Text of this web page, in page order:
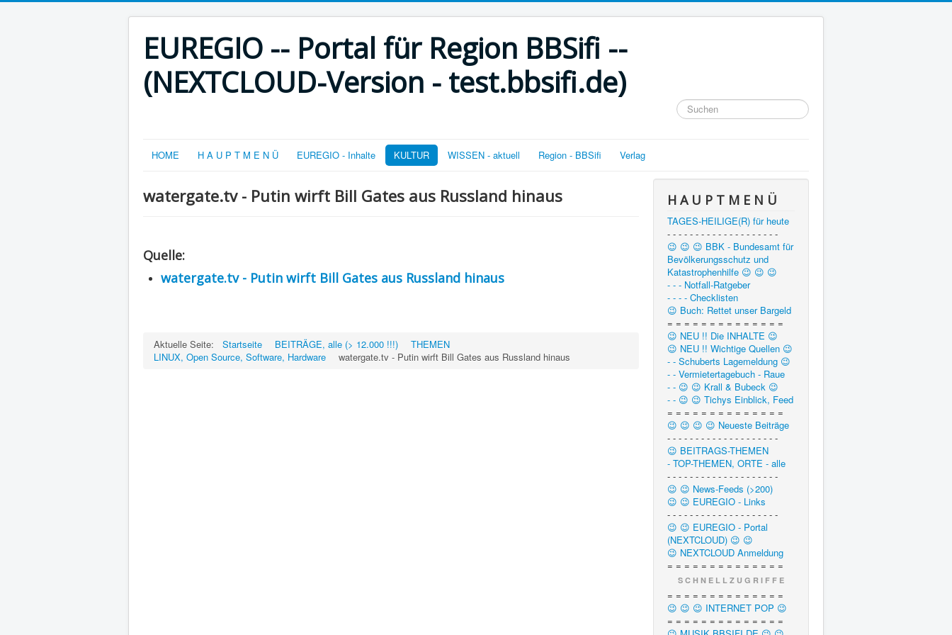
EUREGIO -- Portal für Region BBSifi --
(NEXTCLOUD-Version - test.bbsifi.de)
Suchen
...
HOME H A U P T M E N Ü EUREGIO - Inhalte KULTUR WISSEN - aktuell Region - BBSifi Verlag
watergate.tv - Putin wirft Bill Gates aus Russland hinaus
Quelle:
watergate.tv - Putin wirft Bill Gates aus Russland hinaus
Aktuelle Seite: Startseite BEITRÄGE, alle (> 12.000 !!!)
THEMEN
LINUX, Open Source, Software, Hardware
watergate.tv - Putin wirft Bill Gates aus Russland hinaus
H A U P T M E N Ü
TAGES-HEILIGE(R) für heute
- - - - - - - - - - - - - - - - - - - -
😉 😉 😉 BBK - Bundesamt für
Bevölkerungsschutz und
Katastrophenhilfe 😉 😉 😉
- - - Notfall-Ratgeber
- - - - Checklisten
😉 Buch: Rettet unser Bargeld
= = = = = = = = = = = = = =
😉 NEU !! Die INHALTE 😉
😉 NEU !! Wichtige Quellen 😉
- - Schuberts Lagemeldung 😉
- - Vermietertagebuch - Raue
- - 😉 😉 Krall & Bubeck 😉
- - 😉 😉 Tichys Einblick, Feed
= = = = = = = = = = = = = =
😉 😉 😉 😉 Neueste Beiträge
- - - - - - - - - - - - - - - - - - - -
😉 BEITRAGS-THEMEN
- TOP-THEMEN, ORTE - alle
- - - - - - - - - - - - - - - - - - - -
😉 😉 News-Feeds (>200)
😉 😉 EUREGIO - Links
- - - - - - - - - - - - - - - - - - - -
😉 😉 EUREGIO - Portal
(NEXTCLOUD) 😉 😉
😉 NEXTCLOUD Anmeldung
= = = = = = = = = = = = = =
S C H N E L L Z U G R I F F E
= = = = = = = = = = = = = =
😉 😉 😉 INTERNET POP 😉
= = = = = = = = = = = = = =